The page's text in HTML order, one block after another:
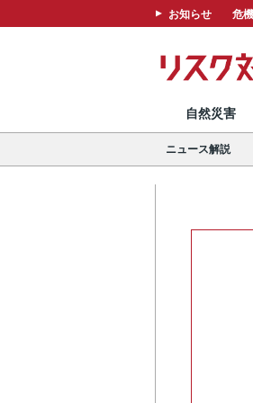
お知らせ 危
自然災害
ニュース解説